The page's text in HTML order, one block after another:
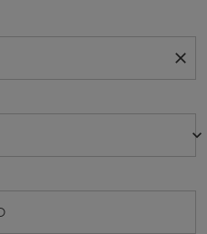
close
keyboard_arrow_down